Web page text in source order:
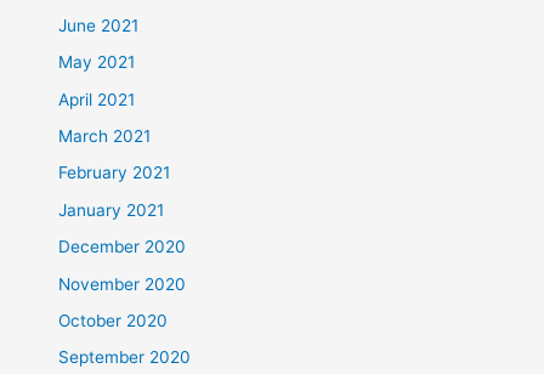
June 2021
May 2021
April 2021
March 2021
February 2021
January 2021
December 2020
November 2020
October 2020
September 2020